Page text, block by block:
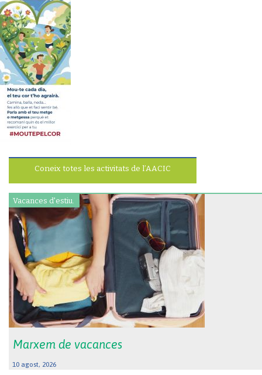
Coneix totes les activitats de l’AACIC
Vacances d'estiu.
Marxem de vacances
10 agost, 2026